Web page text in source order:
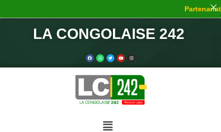
LA CONGOLAISE 242
Partenariat